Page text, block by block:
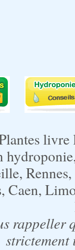
rappeller
strictement